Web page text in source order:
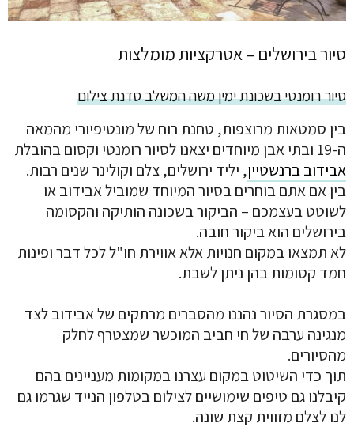
סיור בירושלים – אטרקציות מומלצות
סיור רומנטי בשכונת ימין משה המשלב סדנת צילום
בין סמטאות מרוצפות, טחנת רוח של מונטיפיורי מהמאה
ה-19 ובתי אבן מיוחדים יצאנו לסיור רומנטי וקסום בהובלת
אבידוב ברנשטיין, יליד ירושלים, צלם וקולינר שנים רבות.
בין אם אתם בוחרים בסיור המיוחד שמוביל אבידוב או
לשוטט בעצמכם – הביקור בשכונה הותיקה והקסומה
בירושלים הוא ביקור חובה.
לא תמצאו במקום חנויות אלא אווירת חו"ל לכל דבר ופינות
חמד קסומות בהן ניתן לשבת.
במסגרת הסיור נהננו מהסברים מרתקים של אבידוב לצד
מנגינה ערבה של חי חביב המוכשר שמצטרף לחלק
מהסיורים.
תוך כדי השיטוט במקום עצרנו במקומות מעניינים בהם
קיבלנו גם טיפים שימושיים לצילום בטלפון הנייד שגרמו גם
לנו לצלם מזווית קצת שונה.